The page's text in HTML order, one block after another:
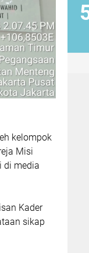
kelompok
Misi
di media
Kader
sikap